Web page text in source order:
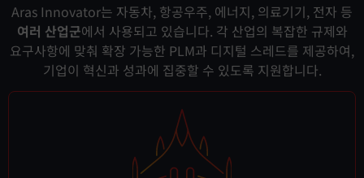
Aras Innovator는 자동차, 항공우주, 에너지, 의료기기, 전자 등
여러 산업군에서 사용되고 있습니다. 각 산업의 복잡한 규제와
요구사항에 맞춰 확장 가능한 PLM과 디지털 스레드를 제공하여,
기업이 혁신과 성과에 집중할 수 있도록 지원합니다.